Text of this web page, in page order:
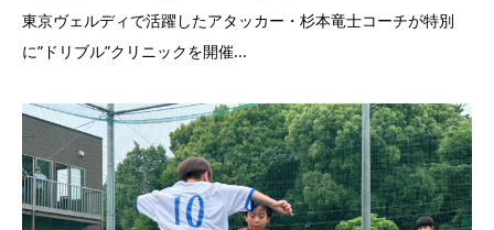
東京ヴェルディで活躍したアタッカー・杉本竜士コーチが特別
に”ドリブル”クリニックを開催...